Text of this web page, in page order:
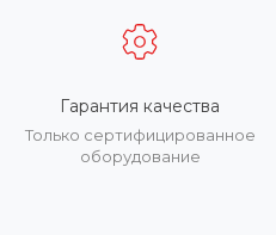
Гарантия качества
Только сертифицированное
оборудование